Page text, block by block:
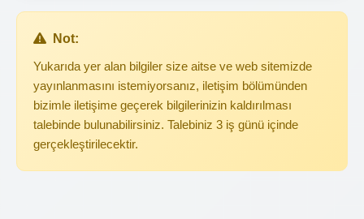
Not:
Yukarıda yer alan bilgiler size aitse ve web sitemizde
yayınlanmasını istemiyorsanız, iletişim bölümünden
bizimle iletişime geçerek bilgilerinizin kaldırılması
talebinde bulunabilirsiniz. Talebiniz 3 iş günü içinde
gerçekleştirilecektir.